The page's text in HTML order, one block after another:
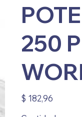
250
Precio
$ 182,96